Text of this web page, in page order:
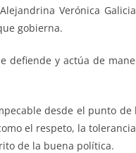
Verónica
gobierna.
defiende y actúa de
desde el punto
el respeto, la
de la buena política.